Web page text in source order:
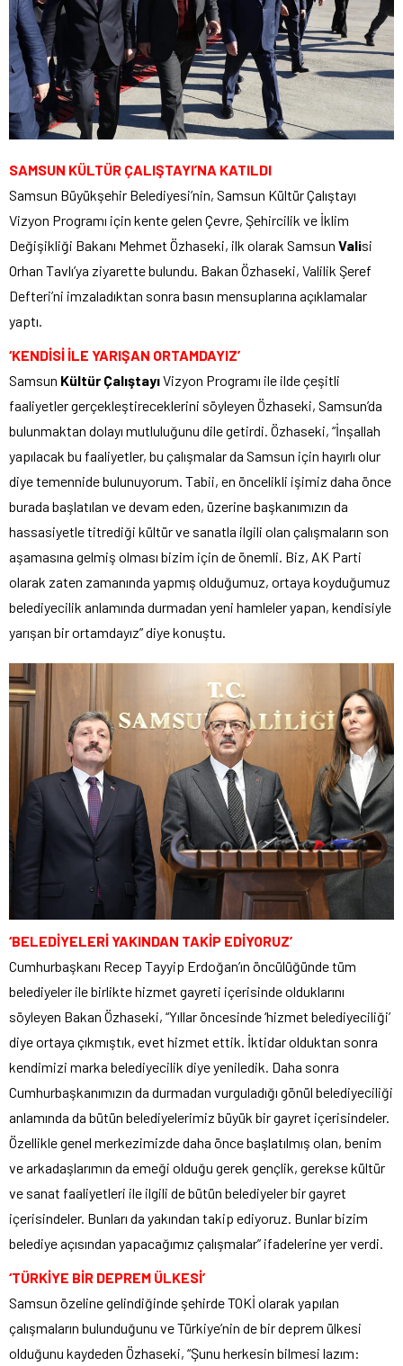
SAMSUN KÜLTÜR ÇALIŞTAYI’NA KATILDI
Samsun Büyükşehir Belediyesi’nin, Samsun Kültür Çalıştayı
Vizyon Programı için kente gelen Çevre, Şehircilik ve İklim
Değişikliği Bakanı Mehmet Özhaseki, ilk olarak Samsun Valisi
Orhan Tavlı’ya ziyarette bulundu. Bakan Özhaseki, Valilik Şeref
Defteri’ni imzaladıktan sonra basın mensuplarına açıklamalar
yaptı.
‘KENDİSİ İLE YARIŞAN ORTAMDAYIZ’
Samsun Kültür ÇalıştayıVizyon Programı ile ilde çeşitli
faaliyetler gerçekleştireceklerini söyleyen Özhaseki, Samsun’da
bulunmaktan dolayı mutluluğunu dile getirdi. Özhaseki, “İnşallah
yapılacak bu faaliyetler, bu çalışmalar da Samsun için hayırlı olur
diye temennide bulunuyorum. Tabii, en öncelikli işimiz daha önce
burada başlatılan ve devam eden, üzerine başkanımızın da
hassasiyetle titrediği kültür ve sanatla ilgili olan çalışmaların son
aşamasına gelmiş olması bizim için de önemli. Biz, AK Parti
olarak zaten zamanında yapmış olduğumuz, ortaya koyduğumuz
belediyecilik anlamında durmadan yeni hamleler yapan, kendisiyle
yarışan bir ortamdayız” diye konuştu.
‘BELEDİYELERİ YAKINDAN TAKİP EDİYORUZ’
Cumhurbaşkanı Recep Tayyip Erdoğan’ın öncülüğünde tüm
belediyeler ile birlikte hizmet gayreti içerisinde olduklarını
söyleyen Bakan Özhaseki, “Yıllar öncesinde ‘hizmet belediyeciliği’
diye ortaya çıkmıştık, evet hizmet ettik. İktidar olduktan sonra
kendimizi marka belediyecilik diye yeniledik. Daha sonra
Cumhurbaşkanımızın da durmadan vurguladığı gönül belediyeciliği
anlamında da bütün belediyelerimiz büyük bir gayret içerisindeler.
Özellikle genel merkezimizde daha önce başlatılmış olan, benim
ve arkadaşlarımın da emeği olduğu gerek gençlik, gerekse kültür
ve sanat faaliyetleri ile ilgili de bütün belediyeler bir gayret
içerisindeler. Bunları da yakından takip ediyoruz. Bunlar bizim
belediye açısından yapacağımız çalışmalar” ifadelerine yer verdi.
‘TÜRKİYE BİR DEPREM ÜLKESİ’
Samsun özeline gelindiğinde şehirde TOKİ olarak yapılan
çalışmaların bulunduğunu ve Türkiye’nin de bir deprem ülkesi
olduğunu kaydeden Özhaseki, “Şunu herkesin bilmesi lazım: